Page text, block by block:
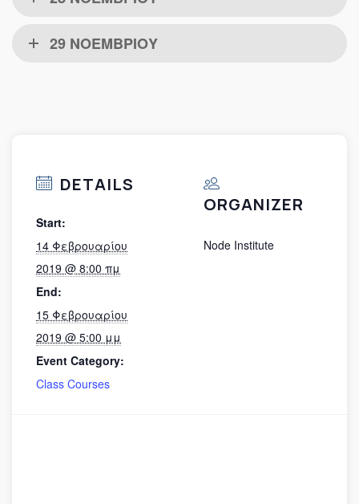
29 ΝΟΕΜΒΡΙΟΥ
DETAILS
Start:
14 Φεβρουαρίου
2019 @ 8:00 πμ
End:
15 Φεβρουαρίου
2019 @ 5:00 μμ
Event Category:
Class Courses
ORGANIZER
Node Institute